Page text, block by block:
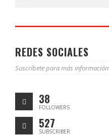
REDES SOCIALES
Suscríbete para más información
38
FOLLOWERS
527
SUBSCRIBER